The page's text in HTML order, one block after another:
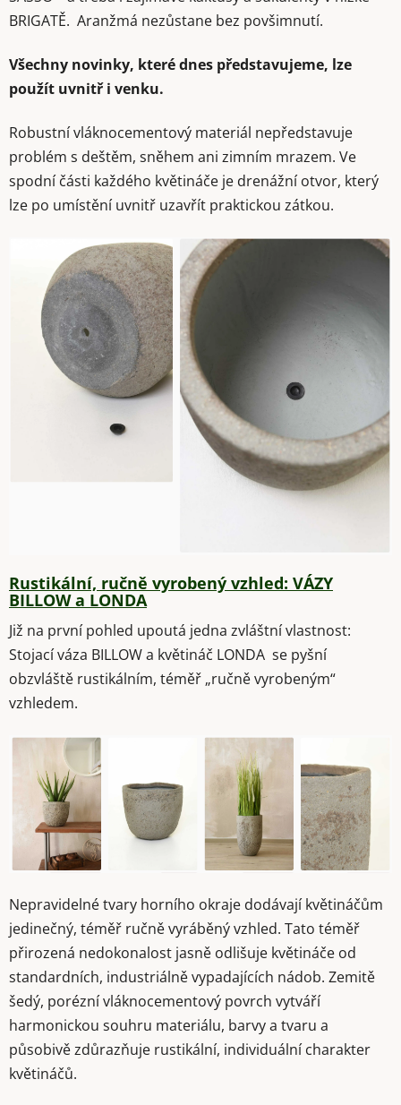
BRIGATĚ. Aranžmá nezůstane bez povšimnutí.
Všechny novinky, které dnes představujeme, lze
použít uvnitř i venku.
Robustní vláknocementový materiál nepředstavuje
problém s deštěm, sněhem ani zimním mrazem. Ve
spodní části každého květináče je drenážní otvor, který
lze po umístění uvnitř uzavřít praktickou zátkou.
Rustikální, ručně vyrobený vzhled: VÁZY
BILLOW a LONDA
Již na první pohled upoutá jedna zvláštní vlastnost:
Stojací váza BILLOW a květináč LONDA se pyšní
obzvláště rustikálním, téměř „ručně vyrobeným“
vzhledem.
Nepravidelné tvary horního okraje dodávají květináčům
jedinečný, téměř ručně vyráběný vzhled. Tato téměř
přirozená nedokonalost jasně odlišuje květináče od
standardních, industriálně vypadajících nádob. Zemitě
šedý, porézní vláknocementový povrch vytváří
harmonickou souhru materiálu, barvy a tvaru a
působivě zdůrazňuje rustikální, individuální charakter
květináčů.